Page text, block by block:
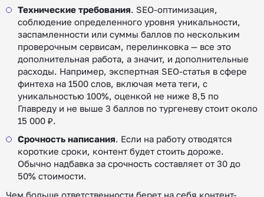
Технические требования. SEO-оптимизация,
соблюдение определенного уровня уникальности,
заспамленности или суммы баллов по нескольким
проверочным сервисам, перелинковка — все это
дополнительная работа, а значит, и дополнительные
расходы. Например, экспертная SEO-статья в сфере
финтеха на 1500 слов, включая мета теги, с
уникальностью 100%, оценкой не ниже 8,5 по
Главреду и не выше 3 баллов по тургеневу стоит около
15 000 ₽.
Срочность написания. Если на работу отводятся
короткие сроки, контент будет стоить дороже.
Обычно надбавка за срочность составляет от 30 до
50% стоимости.
Чем больше ответственности берет на себя контент-